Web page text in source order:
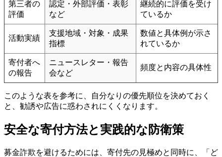
第三者の
評価
認定・外部評価・表彰
など
継続的に評価を受け
ているか
活動実績
支援地域・対象・成果
指標
数値と具体例が示さ
れているか
寄付者へ
の報告
ニュースレター・報告
会など
頻度と内容の具体性
このような表を参考に、自分なりの優先順位を決めておく
と、勧誘や広告に惑わされにくくなります。
安全な寄付方法と実践的な防衛策
募金詐欺を避けるためには、寄付先の見極めと同時に、「ど